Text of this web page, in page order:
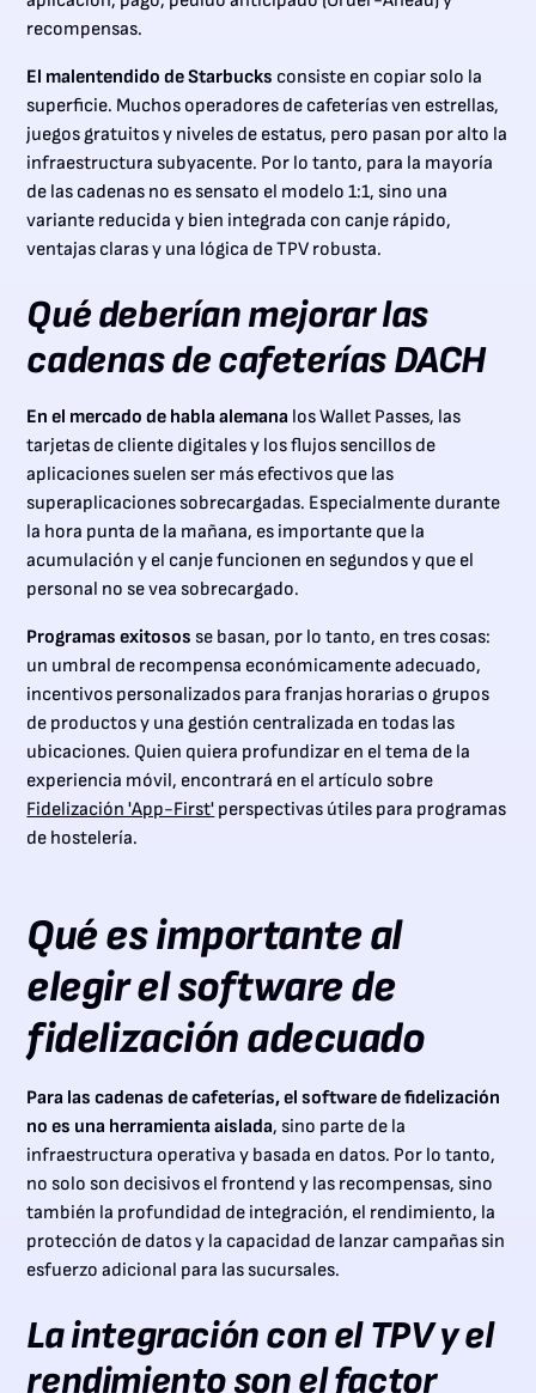
recompensas.
El malentendido de Starbucks consiste en copiar solo la
superficie. Muchos operadores de cafeterías ven estrellas,
juegos gratuitos y niveles de estatus, pero pasan por alto la
infraestructura subyacente. Por lo tanto, para la mayoría
de las cadenas no es sensato el modelo 1:1, sino una
variante reducida y bien integrada con canje rápido,
ventajas claras y una lógica de TPV robusta.
Qué deberían mejorar las
cadenas de cafeterías DACH
En el mercado de habla alemana los Wallet Passes, las
tarjetas de cliente digitales y los flujos sencillos de
aplicaciones suelen ser más efectivos que las
superaplicaciones sobrecargadas. Especialmente durante
la hora punta de la mañana, es importante que la
acumulación y el canje funcionen en segundos y que el
personal no se vea sobrecargado.
Programas exitosos se basan, por lo tanto, en tres cosas:
un umbral de recompensa económicamente adecuado,
incentivos personalizados para franjas horarias o grupos
de productos y una gestión centralizada en todas las
ubicaciones. Quien quiera profundizar en el tema de la
experiencia móvil, encontrará en el artículo sobre
Fidelización 'App-First' perspectivas útiles para programas
de hostelería.
Qué es importante al
elegir el software de
fidelización adecuado
Para las cadenas de cafeterías, el software de fidelización
no es una herramienta aislada, sino parte de la
infraestructura operativa y basada en datos. Por lo tanto,
no solo son decisivos el frontend y las recompensas, sino
también la profundidad de integración, el rendimiento, la
protección de datos y la capacidad de lanzar campañas sin
esfuerzo adicional para las sucursales.
La integración con el TPV y el
rendimiento son el factor